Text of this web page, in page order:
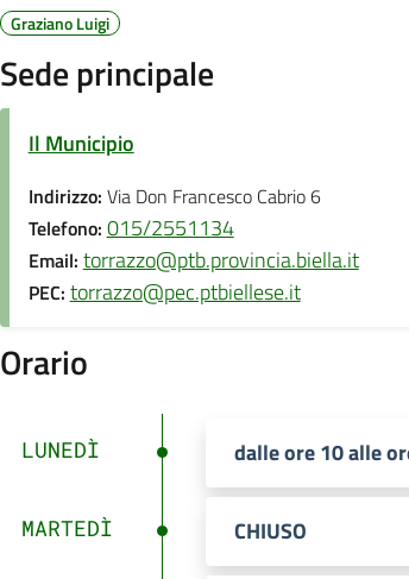
Graziano Luigi
Sede principale
Il Municipio
Indirizzo: Via Don Francesco Cabrio 6
Telefono: 015/2551134
Email: torrazzo@ptb.provincia.biella.it
PEC: torrazzo@pec.ptbiellese.it
Orario
LUNEDÌ dalle ore 10 alle
MARTEDÌ CHIUSO